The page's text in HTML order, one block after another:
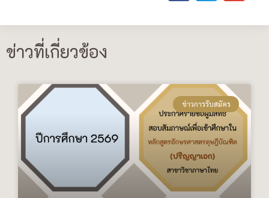
ข่าวที่เกี่ยวข้อง
ข่าวการรับสมัคร